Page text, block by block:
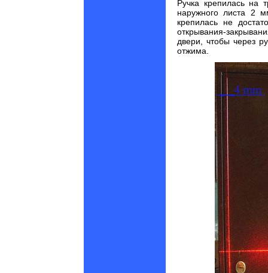
Ручка крепилась на
наружного листа 2
крепилась не
открывания-
двери, чтобы через
отжима.